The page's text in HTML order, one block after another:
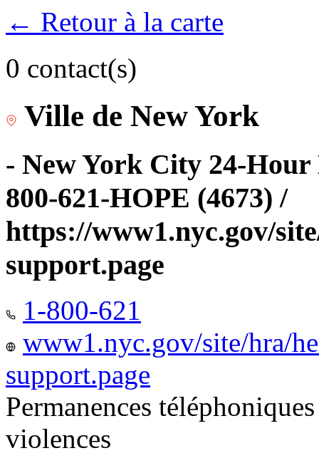
← Retour à la carte
0 contact(s)
Ville de New York
- New York City 24-
800-621-HOPE (4673) /
https://www1.nyc.gov/
support.page
1-800-621
www1.nyc.gov/site/hra/
support.page
Permanences
violences